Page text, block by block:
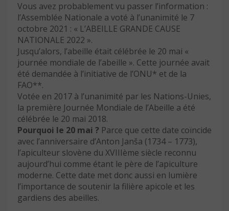
Vous avez probablement vu passer l’information :
l’Assemblée Nationale a voté à l’unanimité le 7
octobre 2021 : « L’ABEILLE GRANDE CAUSE
NATIONALE 2022 ».
Jusqu’alors, l’abeille était célébrée le 20 mai «
journée mondiale de l’abeille ». Cette journée avait
été demandée à l’initiative de l’ONU* et de la
FAO**.
Votée en 2017 à l’unanimité par les Nations-Unies,
la première Journée Mondiale de l’Abeille a été
célébrée le 20 mai 2018.
Pourquoi le 20 mai ? Parce que cette date coïncide
avec l’anniversaire d’Anton Janša (1734 – 1773),
l’apiculteur slovène du XVIIIème siècle reconnu
aujourd’hui comme étant le père de l’apiculture
moderne. Cette date met donc aussi en lumière
l’importance de soutenir la filière apicole et les
gardiens des abeilles.